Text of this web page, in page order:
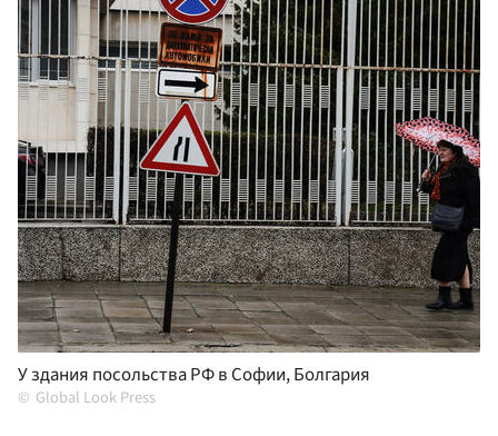
У здания посольства РФ в Софии, Болгария
Global Look Press